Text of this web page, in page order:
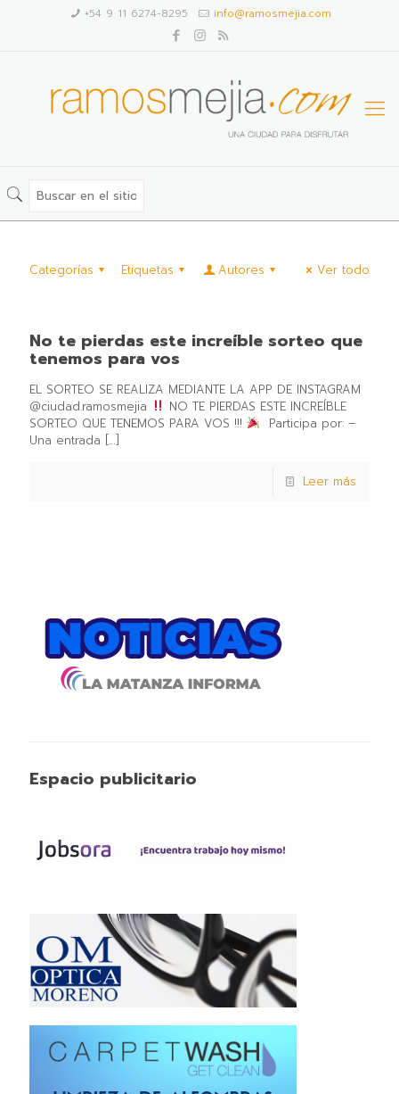
+54 9 11 6274-8295 info@ramosmejia.com
Categorías Etiquetas Autores Ver todo
No te pierdas este increíble sorteo que
tenemos para vos
EL SORTEO SE REALIZA MEDIANTE LA APP DE INSTAGRAM
@ciudad.ramosmejia
NO TE PIERDAS ESTE INCREÍBLE
SORTEO QUE TENEMOS PARA VOS !!!
Participa por: –
Una entrada […]
Leer más
Espacio publicitario